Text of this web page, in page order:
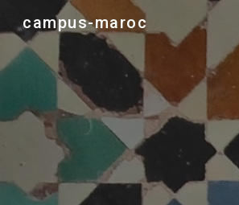
campus-maroc